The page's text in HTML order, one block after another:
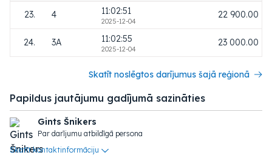
23. 4 11:02:51
2025-12-04
22 900.00
24. 3A 11:02:55
2025-12-04
23 000.00
Skatīt noslēgtos darījumus šajā reģionā
Papildus jautājumu gadījumā sazināties
Gints Šnikers
Par darījumu atbildīgā persona
Skatīt kontaktinformāciju